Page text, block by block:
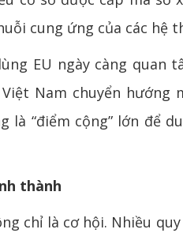
cung ứng của các hệ
EU ngày càng quan
Nam chuyển hướng
là “điểm cộng” lớn
thành
chỉ là cơ hội. Nhiều